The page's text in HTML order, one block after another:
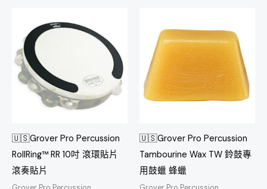
🇺🇸Grover Pro Percussion
RollRing™ RR 10吋 滾環貼片
滾奏貼片
🇺🇸Grover Pro Percussion
Tambourine Wax TW 鈴鼓專
用鼓蠟 蜂蠟